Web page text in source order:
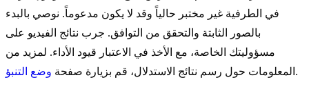
في الطرفية غير مختبر حالياً وقد لا يكون مدعوماً. نوصي بالبدء
بالصور الثابتة والتحقق من التوافق. جرب نتائج الفيديو على
مسؤوليتك الخاصة، مع الأخذ في الاعتبار قيود الأداء. لمزيد من
المعلومات حول رسم نتائج الاستدلال، قم بزيارة صفحة وضع التنبؤ .